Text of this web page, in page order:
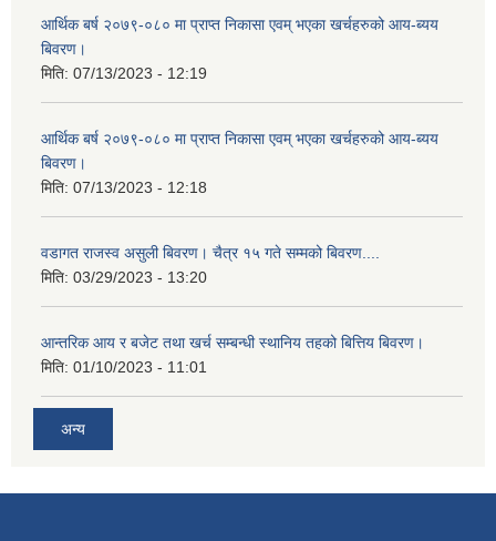
आर्थिक बर्ष २०७९-०८० मा प्राप्त निकासा एवम् भएका खर्चहरुको आय-ब्यय
बिवरण।
मिति: 07/13/2023 - 12:19
आर्थिक बर्ष २०७९-०८० मा प्राप्त निकासा एवम् भएका खर्चहरुको आय-ब्यय
बिवरण।
मिति: 07/13/2023 - 12:18
वडागत राजस्व असुली बिवरण। चैत्र १५ गते सम्मको बिवरण....
मिति: 03/29/2023 - 13:20
आन्तरिक आय र बजेट तथा खर्च सम्बन्धी स्थानिय तहको बित्तिय बिवरण।
मिति: 01/10/2023 - 11:01
अन्य